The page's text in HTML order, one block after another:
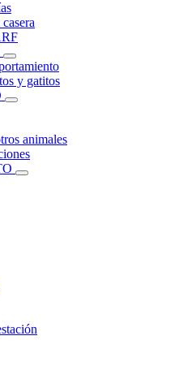
y gatitos
animales